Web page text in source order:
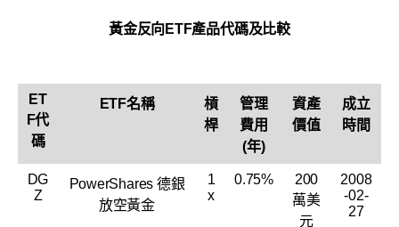
黃金反向ETF產品代碼及比較
ET
F代
碼
ETF名稱
槓
桿
管理
費用
(年)
資產
價值
成立
時間
DG
Z
PowerShares 德銀
放空黃金
1
x
0.75%
200
萬美
元
2008
-02-
27